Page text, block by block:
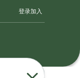
登录加入